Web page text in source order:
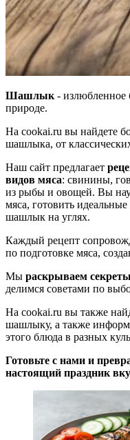
Шашлык - излюбленное
природе.
На cookai.ru вы найдете
шашлыка, от
Наш сайт предлагает
видов мяса: свинины,
из рыбы и овощей. Вы
мяса, готовить
шашлык на углях.
Каждый рецепт
по подготовке мяса,
Мы раскрываем секреты
делимся советами по
На cookai.ru вы также
шашлыку, а также
этого блюда в разных
Готовьте с нами и
настоящий праздник